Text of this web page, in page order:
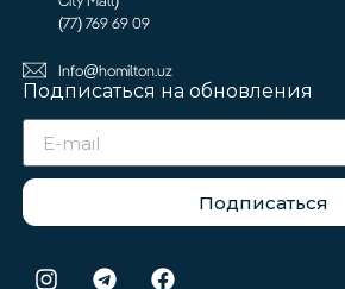
(77) 769 69 09
Info@homilton.uz
Подписаться на обновления
Подписаться